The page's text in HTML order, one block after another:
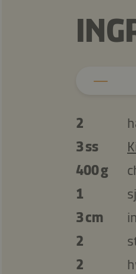
2
3 ss
400 g
1
3 cm
2
2